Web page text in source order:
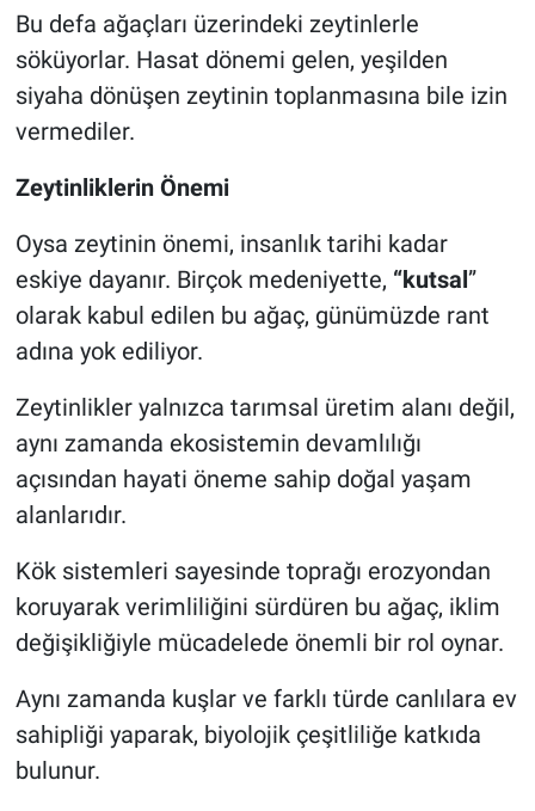
Bu defa ağaçları üzerindeki zeytinlerle
söküyorlar. Hasat dönemi gelen, yeşilden
siyaha dönüşen zeytinin toplanmasına bile izin
vermediler.
Zeytinliklerin Önemi
Oysa zeytinin önemi, insanlık tarihi kadar
eskiye dayanır. Birçok medeniyette, “kutsal”
olarak kabul edilen bu ağaç, günümüzde rant
adına yok ediliyor.
Zeytinlikler yalnızca tarımsal üretim alanı değil,
aynı zamanda ekosistemin devamlılığı
açısından hayati öneme sahip doğal yaşam
alanlarıdır.
Kök sistemleri sayesinde toprağı erozyondan
koruyarak verimliliğini sürdüren bu ağaç, iklim
değişikliğiyle mücadelede önemli bir rol oynar.
Aynı zamanda kuşlar ve farklı türde canlılara ev
sahipliği yaparak, biyolojik çeşitliliğe katkıda
bulunur.